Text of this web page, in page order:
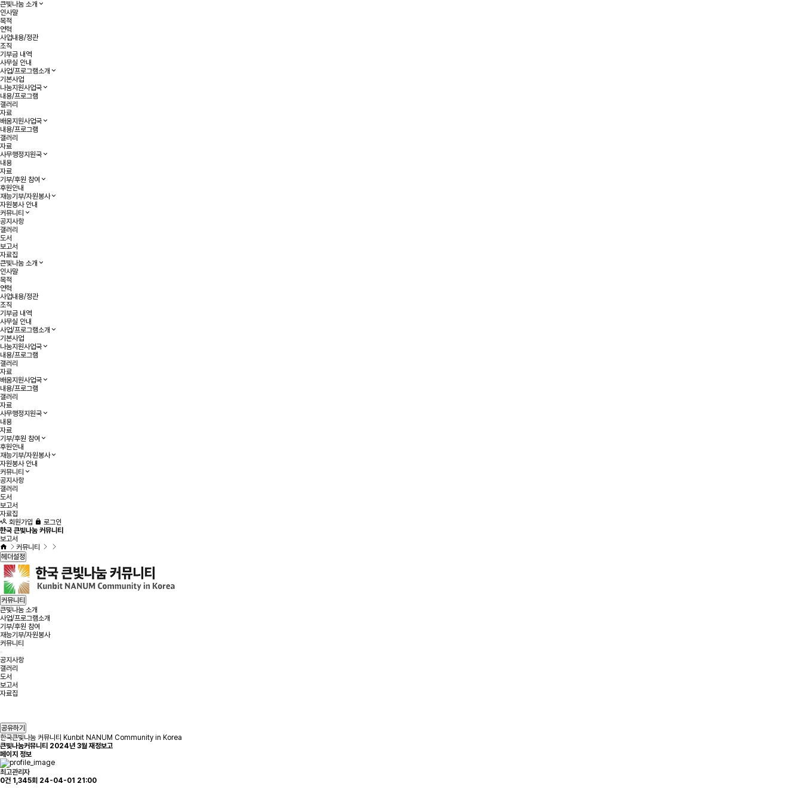
큰빛나눔 소개
인사말
목적
연혁
사업내용/정관
조직
기부금 내역
사무실 안내
사업/프로그램소개
기본사업
나눔지원사업국
내용/프로그램
갤러리
자료
배움지원사업국
내용/프로그램
갤러리
자료
사무행정지원국
내용
자료
기부/후원 참여
후원안내
재능기부/자원봉사
자원봉사 안내
커뮤니티
공지사항
갤러리
도서
보고서
자료집
큰빛나눔 소개
인사말
목적
연혁
사업내용/정관
조직
기부금 내역
사무실 안내
사업/프로그램소개
기본사업
나눔지원사업국
내용/프로그램
갤러리
자료
배움지원사업국
내용/프로그램
갤러리
자료
사무행정지원국
내용
자료
기부/후원 참여
후원안내
재능기부/자원봉사
자원봉사 안내
커뮤니티
공지사항
갤러리
도서
보고서
자료집
회원가입
로그인
한국 큰빛나눔 커뮤니티
보고서
커뮤니티
헤더설정
커뮤니티
큰빛나눔 소개
사업/프로그램소개
기부/후원 참여
재능기부/자원봉사
커뮤니티
공지사항
갤러리
도서
보고서
자료집
공유하기
한국큰빛나눔 커뮤니티 Kunbit NANUM Community in Korea
큰빛나눔커뮤니티 2024년 3월 재정보고
페이지 정보
최고관리자
0건 1,345회 24-04-01 21:00